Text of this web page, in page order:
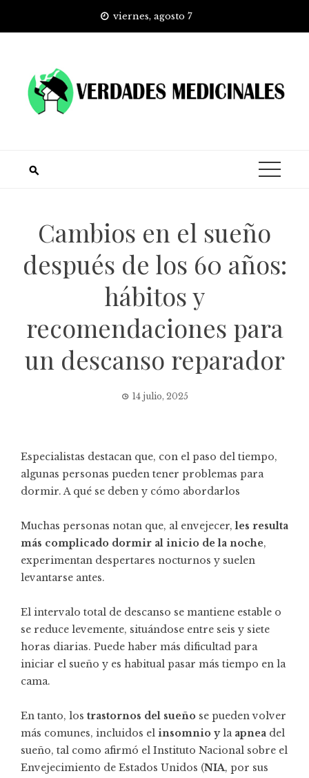
viernes, agosto 7
Cambios en el sueño
después de los 60 años:
hábitos y
recomendaciones para
un descanso reparador
14 julio, 2025
Especialistas destacan que, con el paso del tiempo,
algunas personas pueden tener problemas para
dormir. A qué se deben y cómo abordarlos
Muchas personas notan que, al envejecer,les resulta
más complicado dormir al inicio de la noche,
experimentan despertares nocturnos y suelen
levantarse antes.
El intervalo total de descanso se mantiene estable o
se reduce levemente, situándose entre seis y siete
horas diarias. Puede haber más dificultad para
iniciar el sueño y es habitual pasar más tiempo en la
cama.
En tanto, los trastornos del sueño se pueden volver
más comunes, incluidos el insomnio yla apnea del
sueño, tal como afirmó el Instituto Nacional sobre el
Envejecimiento de Estados Unidos (NIA, por sus